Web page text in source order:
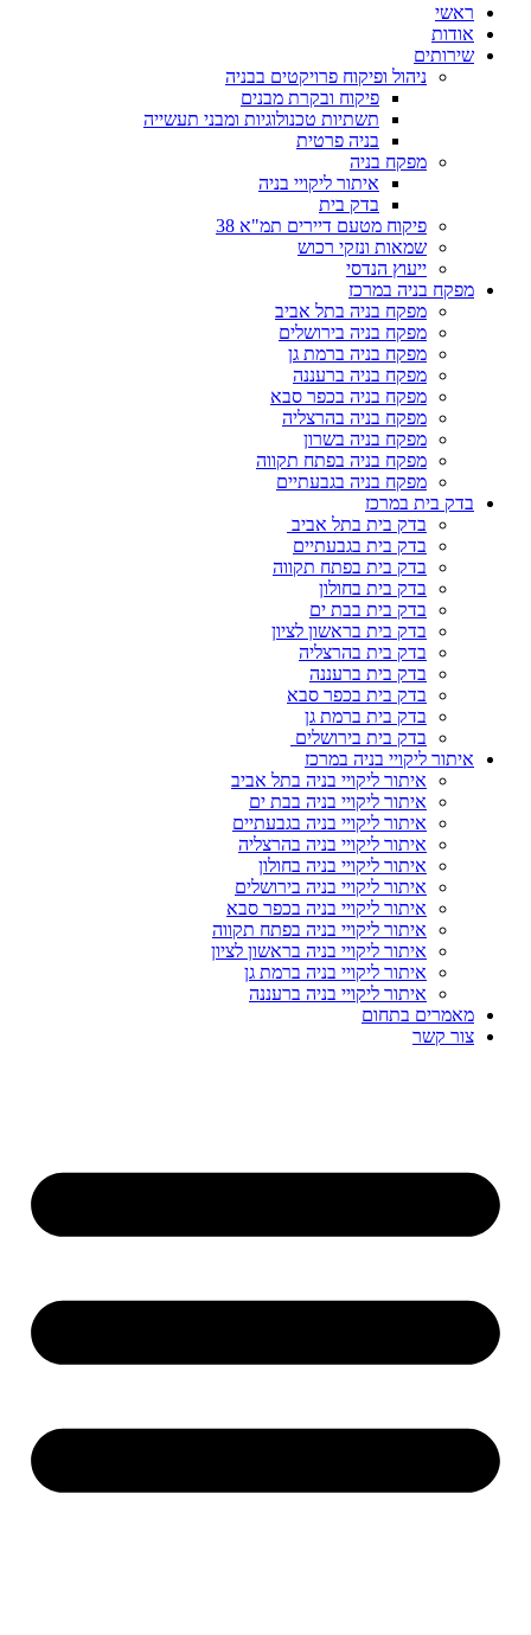
ראשי
אודות
שירותים
ניהול ופיקוח פרויקטים בבניה
פיקוח ובקרת מבנים
תשתיות טכנולוגיות ומבני תעשייה
בניה פרטית
מפקח בניה
איתור ליקויי בניה
בדק בית
פיקוח מטעם דיירים תמ"א 38
שמאות ונזקי רכוש
ייעוץ הנדסי
מפקח בניה במרכז
מפקח בניה בתל אביב
מפקח בניה בירושלים
מפקח בניה ברמת גן
מפקח בניה ברעננה
מפקח בניה בכפר סבא
מפקח בניה בהרצליה
מפקח בניה בשרון
מפקח בניה בפתח תקווה
מפקח בניה בגבעתיים
בדק בית במרכז
בדק בית בתל אביב
בדק בית בגבעתיים
בדק בית בפתח תקווה
בדק בית בחולון
בדק בית בבת ים
בדק בית בראשון לציון
בדק בית בהרצליה
בדק בית ברעננה
בדק בית בכפר סבא
בדק בית ברמת גן
בדק בית בירושלים
איתור ליקויי בניה במרכז
איתור ליקויי בניה בתל אביב
איתור ליקויי בניה בבת ים
איתור ליקויי בניה בגבעתיים
איתור ליקויי בניה בהרצליה
איתור ליקויי בניה בחולון
איתור ליקויי בניה בירושלים
איתור ליקויי בניה בכפר סבא
איתור ליקויי בניה בפתח תקווה
איתור ליקויי בניה בראשון לציון
איתור ליקויי בניה ברמת גן
איתור ליקויי בניה ברעננה
מאמרים בתחום
צור קשר